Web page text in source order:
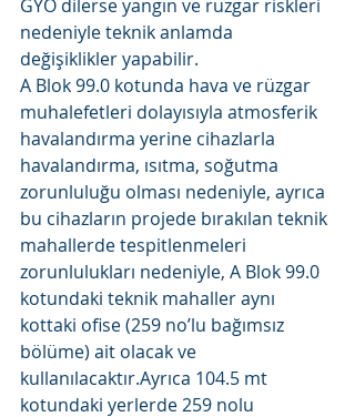
GYO dilerse yangın ve rüzgar riskleri
nedeniyle teknik anlamda
değişiklikler yapabilir.
A Blok 99.0 kotunda hava ve rüzgar
muhalefetleri dolayısıyla atmosferik
havalandırma yerine cihazlarla
havalandırma, ısıtma, soğutma
zorunluluğu olması nedeniyle, ayrıca
bu cihazların projede bırakılan teknik
mahallerde tespitlenmeleri
zorunlulukları nedeniyle, A Blok 99.0
kotundaki teknik mahaller aynı
kottaki ofise (259 no’lu bağımsız
bölüme) ait olacak ve
kullanılacaktır.Ayrıca 104.5 mt
kotundaki yerlerde 259 nolu